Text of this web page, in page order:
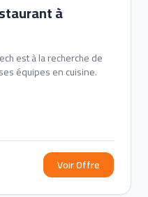
à
est à la recherche de
équipes en cuisine.
Voir Offre